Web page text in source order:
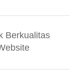
Berkualitas